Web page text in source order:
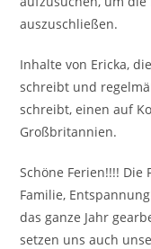
auszuschließen.
Inhalte von Ericka,
schreibt und
schreibt, einen auf
Großbritannien.
Schöne Ferien!!!! Die
Familie,
das ganze Jahr
setzen uns auch